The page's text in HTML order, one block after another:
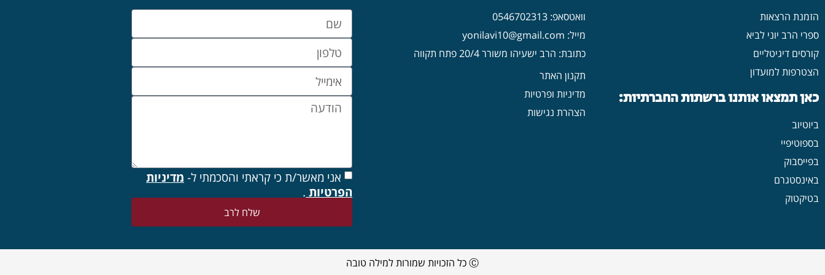
הזמנת הרצאות
ספרי הרב יוני לביא
קורסים דיגיטליים
הצטרפות למועדון
כאן תמצאו אותנו ברשתות החברתיות:
ביוטיוב
בספוטיפיי
בפייסבוק
באינסטגרם
בטיקטוק
וואטסאפ: 0546702313
מייל: yonilavi10@gmail.com
כתובת: הרב ישעיהו משורר 20/4 פתח תקווה
תקנון האתר
מדיניות ופרטיות
הצהרת נגישות
אני מאשר/ת כי קראתי והסכמתי ל- מדיניות
הפרטיות .
שלח לרב
Ⓒ כל הזכויות שמורות למילה טובה